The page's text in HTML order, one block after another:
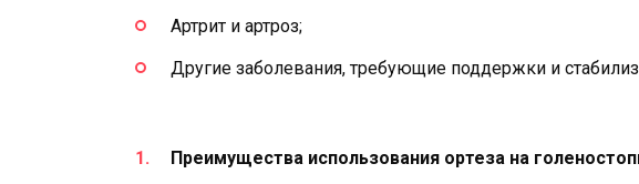
Артрит и артроз;
Другие заболевания, требующие поддержки и
Преимущества использования ортеза на